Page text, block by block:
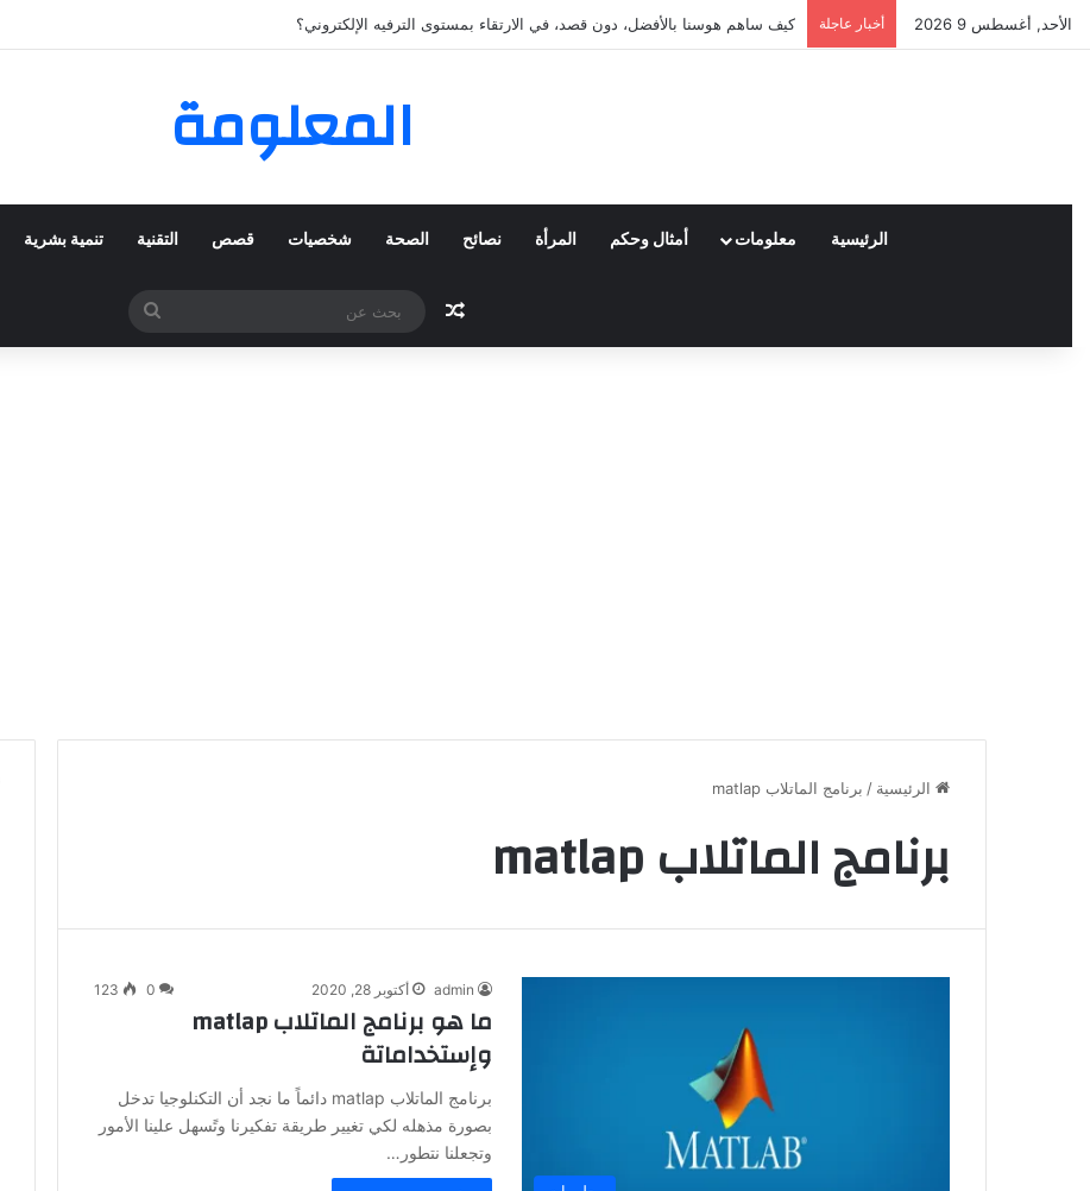
الأحد, أغسطس 9 2026 أخبار عاجلة العملاء واختياراتهم لمنتجات نايكي المفضلة عبر ترينديول: استكشاف رحلة التسوق الذكي.
المعلومة
الرئيسية معلومات أمثال وحكم المرأة نصائح الصحة شخصيات قصص التقنية تنمية بشرية
مقال عشوائي
بحث
عن
الرئيسية / برنامج الماتلاب matlap
برنامج الماتلاب matlap
admin أكتوبر 28, 2020 0
123
ما هو برنامج الماتلاب matlap
وإستخداماتة
برنامج الماتلاب matlap دائماً ما نجد أن التكنلوجيا تدخل
بصورة مذهله لكي تغيير طريقة تفكيرنا وتًسهل علينا الأمور
وتجعلنا نتطور…